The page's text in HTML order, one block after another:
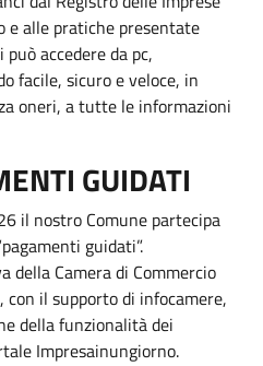
e alle pratiche presentate
accedere da pc,
facile, sicuro e veloce, in
oneri, a tutte le informazioni
GUIDATI
il nostro Comune partecipa
guidati”.
della Camera di Commercio
con il supporto di infocamere,
della funzionalità dei
Impresainungiorno.